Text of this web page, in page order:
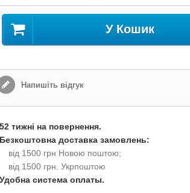
У Кошик
Напишіть відгук
52 тижні на повернення.
Безкоштовна доставка замовлень:
від 1500 грн Новою поштою;
від 1500 грн. Укрпоштою
Удобна система оплаты.